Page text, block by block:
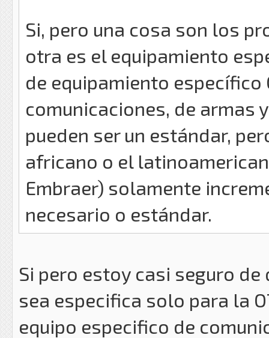
Si, pero una cosa son los
otra es el equipamiento
de equipamiento específico
comunicaciones, de armas
pueden ser un estándar,
africano o el
Embraer) solamente
necesario o estándar.
Si pero estoy casi seguro
sea especifica solo para la
equipo especifico de